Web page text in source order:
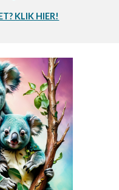
KLIK HIER!